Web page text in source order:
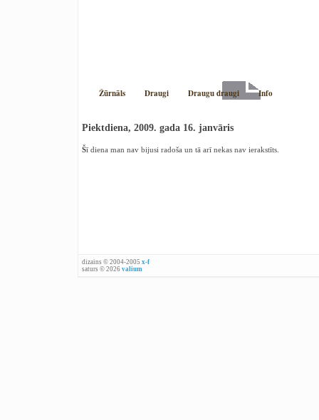
Žūrnāls Draugi Draugu draugi Info
Piektdiena, 2009. gada 16. janvāris
Šī diena man nav bijusi radoša un tā arī nekas nav ierakstīts.
dizains © 2004-2005 x-f
saturs © 2026 valium